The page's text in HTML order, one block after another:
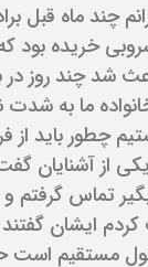
چند ماه قبل
خریده بود که
شد چند روز در
ما به شدت
چطور باید از
از آشنایان
تماس گرفتم و
ایشان
مستقیم است